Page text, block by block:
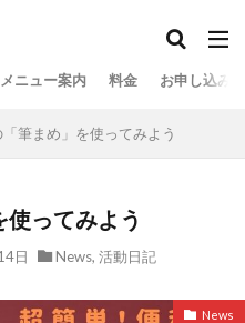
メニュー案内 料金 お申し込み
筆まめ」を使ってみよう
ってみよう
日 News, 活動日記
News